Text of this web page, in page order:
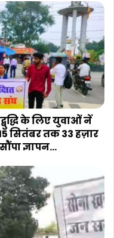
के लिए युवाओं नें
सितंबर तक 33 हज़ार
ज्ञापन...